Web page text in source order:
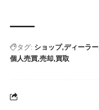
タグ: ショップ ディーラー
個人売買 売却 買取